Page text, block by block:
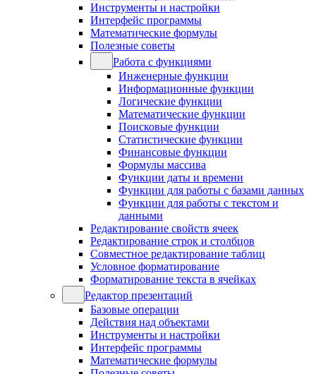
Инструменты и настройки
Интерфейс программы
Математические формулы
Полезные советы
Работа с функциями
Инженерные функции
Информационные функции
Логические функции
Математические функции
Поисковые функции
Статистические функции
Финансовые функции
Формулы массива
Функции даты и времени
Функции для работы с базами данных
Функции для работы с текстом и
данными
Редактирование свойств ячеек
Редактирование строк и столбцов
Совместное редактирование таблиц
Условное форматирование
Форматирование текста в ячейках
Редактор презентаций
Базовые операции
Действия над объектами
Инструменты и настройки
Интерфейс программы
Математические формулы